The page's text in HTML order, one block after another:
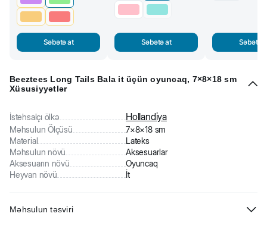
Səbətə at Səbətə at Səbətə
Beeztees Long Tails Bala it üçün oyuncaq, 7×8×18 sm
Xüsusiyyətlər
İstehsalçı ölkə Hollandiya
Məhsulun Ölçüsü
7×8×18 sm
Material
Lateks
Məhsulun növü
Aksesuarlar
Aksesuarın növü
Oyuncaq
Heyvan növü
İt
Məhsulun təsviri